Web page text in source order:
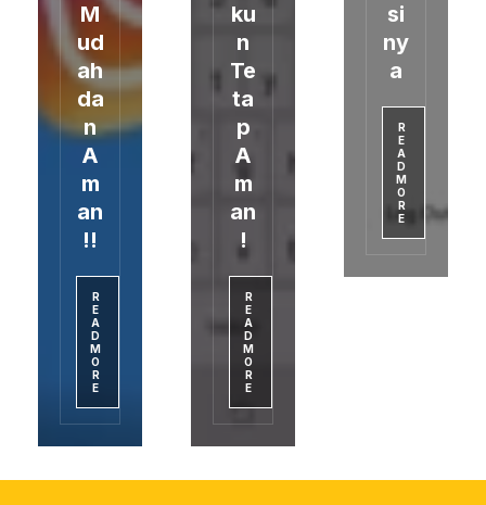
M
ud
ah
da
n
A
m
an
!!
R
E
A
D
M
O
R
E
ku
n
Te
ta
p
A
m
an
!
R
E
A
D
M
O
R
E
si
ny
a
R
E
A
D
M
O
R
E